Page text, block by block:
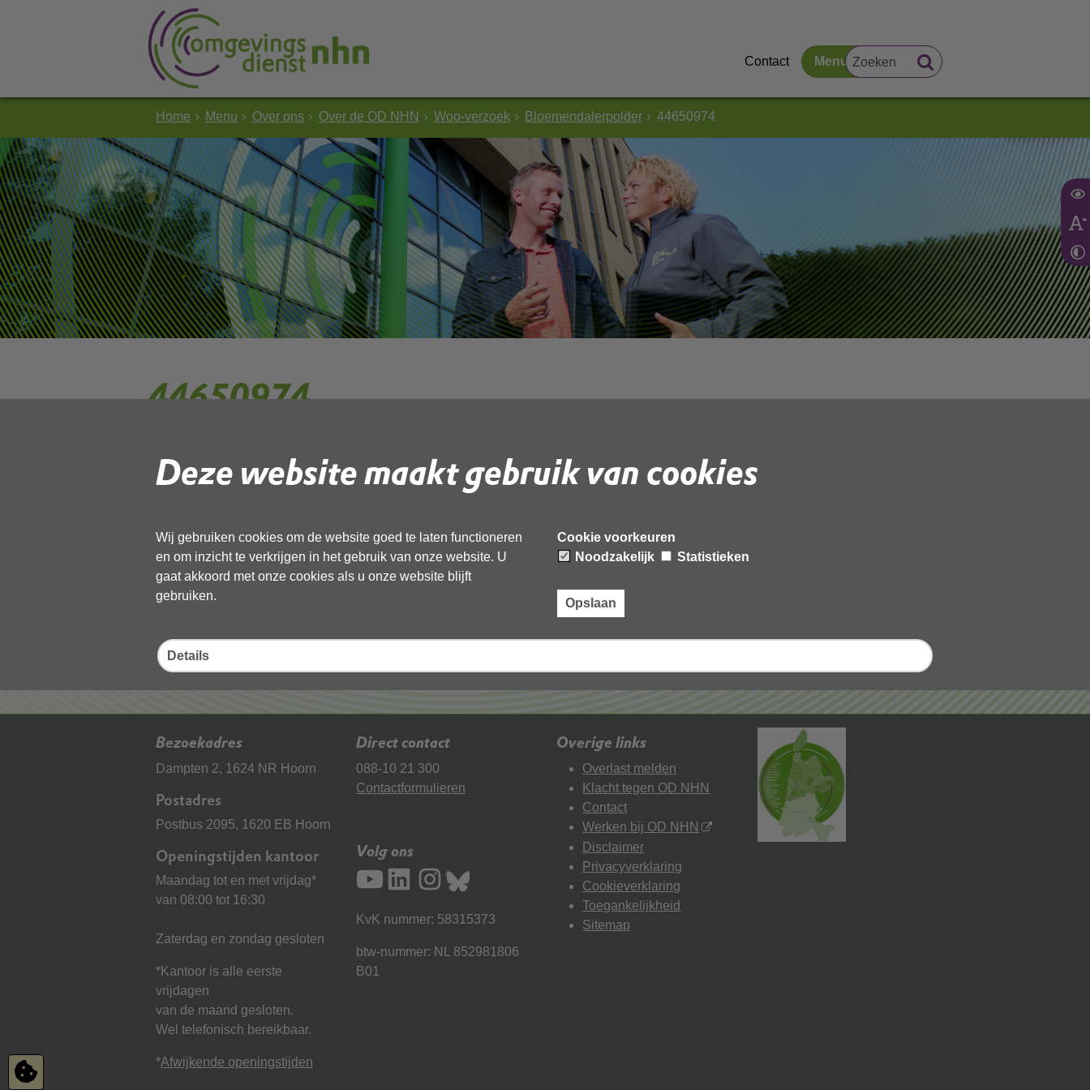
Deze website maakt gebruik van cookies
Wij gebruiken cookies om de website goed te laten functioneren
en om inzicht te verkrijgen in het gebruik van onze website. U
gaat akkoord met onze cookies als u onze website blijft
gebruiken.
Cookie voorkeuren
Noodzakelijk
Statistieken
Opslaan
Details
Contact Menu
Home Menu Over ons Over de OD NHN Woo-verzoek Bloemendalerpolder 44650974
44650974
Gebruik de onderstaande link om het document te downloaden.
Deel deze pagina
Bezoekadres
Dampten 2, 1624 NR Hoorn
Postadres
Postbus 2095, 1620 EB Hoorn
Openingstijden kantoor
Maandag tot en met vrijdag*
van 08:00 tot 16:30
Zaterdag en zondag gesloten
*Kantoor is alle eerste
vrijdagen
van de maand gesloten.
Wel telefonisch bereikbaar.
*Afwijkende openingstijden
Direct contact
088-10 21 300
Contactformulieren
Volg ons
KvK nummer: 58315373
btw-nummer: NL 852981806
B01
Overige links
Overlast melden
Klacht tegen OD NHN
Contact
Werken bij OD NHN
Disclaimer
Privacyverklaring
Cookieverklaring
Toegankelijkheid
Sitemap